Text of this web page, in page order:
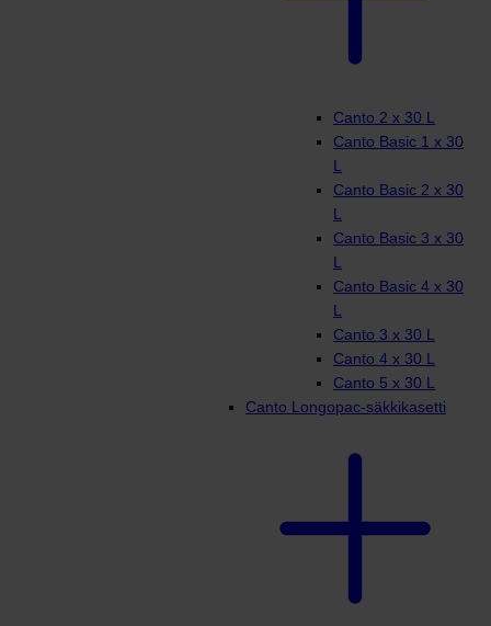
Canto 2 x 30 L
Canto Basic 1 x 30
L
Canto Basic 2 x 30
L
Canto Basic 3 x 30
L
Canto Basic 4 x 30
L
Canto 3 x 30 L
Canto 4 x 30 L
Canto 5 x 30 L
Canto Longopac-säkkikasetti